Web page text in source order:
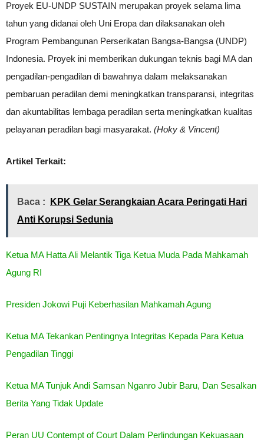
Proyek EU-UNDP SUSTAIN merupakan proyek selama lima
tahun yang didanai oleh Uni Eropa dan dilaksanakan oleh
Program Pembangunan Perserikatan Bangsa-Bangsa (UNDP)
Indonesia. Proyek ini memberikan dukungan teknis bagi MA dan
pengadilan-pengadilan di bawahnya dalam melaksanakan
pembaruan peradilan demi meningkatkan transparansi, integritas
dan akuntabilitas lembaga peradilan serta meningkatkan kualitas
pelayanan peradilan bagi masyarakat. (Hoky & Vincent)
Artikel Terkait:
Baca :
KPK Gelar Serangkaian Acara Peringati Hari
Anti Korupsi Sedunia
Ketua MA Hatta Ali Melantik Tiga Ketua Muda Pada Mahkamah
Agung RI
Presiden Jokowi Puji Keberhasilan Mahkamah Agung
Ketua MA Tekankan Pentingnya Integritas Kepada Para Ketua
Pengadilan Tinggi
Ketua MA Tunjuk Andi Samsan Nganro Jubir Baru, Dan Sesalkan
Berita Yang Tidak Update
Peran UU Contempt of Court Dalam Perlindungan Kekuasaan